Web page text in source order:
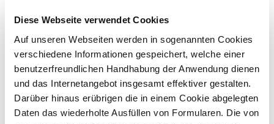
Diese Webseite verwendet Cookies
Auf unseren Webseiten werden in sogenannten Cookies
verschiedene Informationen gespeichert, welche einer
benutzerfreundlichen Handhabung der Anwendung dienen
und das Internetangebot insgesamt effektiver gestalten.
Darüber hinaus erübrigen die in einem Cookie abgelegten
Daten das wiederholte Ausfüllen von Formularen. Die von
Sterntaler- Kindertheater
Am 14. November verwandelt sich der große Saal im Kulturpunkt
West in eine zauberhafte Märchenbühne. Kinder ab 4 Jahren ...